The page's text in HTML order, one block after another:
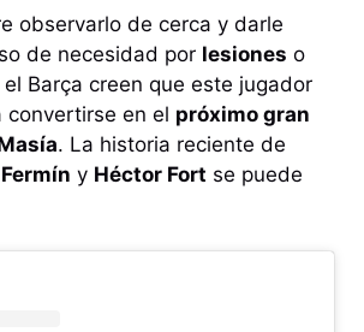
observarlo de cerca y darle
de necesidad por lesiones o
el Barça creen que este jugador
en el próximo gran
. La historia reciente de
Fermín y Héctor Fort se puede